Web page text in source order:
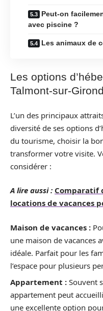
Peut-on
avec piscine ?
Les animaux de
Les options
Talmont-sur-
L’un des principaux
diversité de ses options
du tourisme, choisir la
transformer votre visite.
considérer :
A lire aussi : Comparatif
locations de vacances
Maison de vacances :
une maison de vacances
idéale. Parfait pour les
l’espace pour plusieurs
Appartement : Souvent
appartement peut
une excellente option